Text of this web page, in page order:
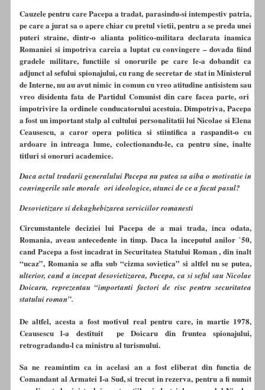
Cauzele pentru care Pacepa a tradat, parasindu-si intempestiv patria,
pe care a jurat sa o apere chiar cu pretul vietii, pentru a se preda unei
puteri straine, dintr-o alianta politico-militara declarata inamica
Romaniei si impotriva careia a luptat cu convingere – dovada fiind
gradele militare, functiile si onorurile pe care le-a dobandit ca
adjunct al sefului spionajului, cu rang de secretar de stat in Ministerul
de Interne, nu au avut nimic in comun cu vreo atitudine antisistem sau
vreo disidenta fata de Partidul Comunist din care facea parte, ori
impotrivire la ordinele conducatorului acestuia. Dimpotriva, Pacepa
a fost un important stalp al cultului personalitatii lui Nicolae si Elena
Ceausescu, a caror opera politica si stiintifica a raspandit-o cu
ardoare in intreaga lume, colectionandu-le, ca pentru sine, inalte
titluri si onoruri academice.
Daca actul tradarii generalului Pacepa nu putea sa aiba o motivatie in
convingerile sale morale ori ideologice, atunci de ce a facut pasul?
Desovietizare si dekaghebizarea serviciilor romanesti
Circumstantele deciziei lui Pacepa de a mai trada, inca odata,
Romania, aveau antecedente in timp. Daca la inceputul anilor `50,
cand Pacepa a fost incadrat in Securitatea Statului Roman , din inalt
“ucaz”, Romania se afla sub “cizma sovietica” si altfel nu se putea,
ulterior, cand a inceput desovietizarea, Pacepa, ca si seful sau Nicolae
Doicaru, reprezentau “importanti factori de risc pentru securitatea
statului roman”.
De altfel, acesta a fost motivul real pentru care, in martie 1978,
Ceausescu l-a destituit pe Doicaru din fruntea spionajului,
retrogradandu-l ca ministru al turismului.
Sa ne reamintim ca in acelasi an a fost eliberat din functia de
Comandant al Armatei I-a Sud, si trecut in rezerva, pentru a fi numit